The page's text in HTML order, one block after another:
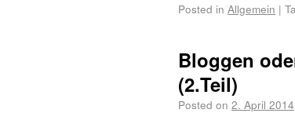
Posted in Allgemein |
Bloggen
(2.Teil)
Posted on 2. April 2014